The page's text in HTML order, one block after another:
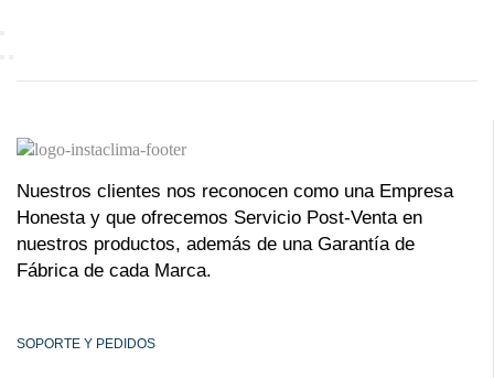
Nuestros clientes nos reconocen como una Empresa
Honesta y que ofrecemos Servicio Post-Venta en
nuestros productos, además de una Garantía de
Fábrica de cada Marca.
SOPORTE Y PEDIDOS